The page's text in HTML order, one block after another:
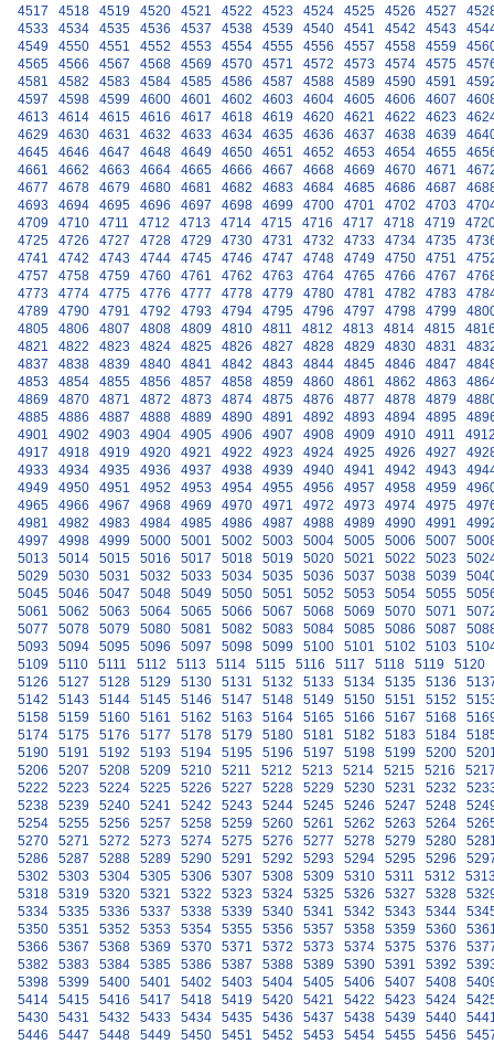
4517
4518 4519 4520 4521 4522 4523 4524 4525 4526 4527
4533
4534 4535 4536 4537 4538 4539 4540 4541 4542 4543
4549
4550 4551 4552 4553 4554 4555 4556 4557 4558 4559
4565
4566 4567 4568 4569 4570 4571 4572 4573 4574 4575
4581
4582 4583 4584 4585 4586 4587 4588 4589 4590 4591
4597
4598 4599 4600 4601 4602 4603 4604 4605 4606 4607
4613
4614 4615 4616 4617 4618 4619 4620 4621 4622 4623
4629
4630 4631 4632 4633 4634 4635 4636 4637 4638 4639
4645
4646 4647 4648 4649 4650 4651 4652 4653 4654 4655
4661
4662 4663 4664 4665 4666 4667 4668 4669 4670 4671
4677
4678 4679 4680 4681 4682 4683 4684 4685 4686 4687
4693
4694 4695 4696 4697 4698 4699 4700 4701 4702 4703
4709
4710 4711 4712 4713 4714 4715 4716 4717 4718 4719
4725
4726 4727 4728 4729 4730 4731 4732 4733 4734 4735
4741
4742 4743 4744 4745 4746 4747 4748 4749 4750 4751
4757
4758 4759 4760 4761 4762 4763 4764 4765 4766 4767
4773
4774 4775 4776 4777 4778 4779 4780 4781 4782 4783
4789
4790 4791 4792 4793 4794 4795 4796 4797 4798 4799
4805
4806 4807 4808 4809 4810 4811 4812 4813 4814 4815
4821
4822 4823 4824 4825 4826 4827 4828 4829 4830 4831
4837
4838 4839 4840 4841 4842 4843 4844 4845 4846 4847
4853
4854 4855 4856 4857 4858 4859 4860 4861 4862 4863
4869
4870 4871 4872 4873 4874 4875 4876 4877 4878 4879
4885
4886 4887 4888 4889 4890 4891 4892 4893 4894 4895
4901
4902 4903 4904 4905 4906 4907 4908 4909 4910 4911
4917
4918 4919 4920 4921 4922 4923 4924 4925 4926 4927
4933
4934 4935 4936 4937 4938 4939 4940 4941 4942 4943
4949
4950 4951 4952 4953 4954 4955 4956 4957 4958 4959
4965
4966 4967 4968 4969 4970 4971 4972 4973 4974 4975
4981
4982 4983 4984 4985 4986 4987 4988 4989 4990 4991
4997
4998 4999 5000 5001 5002 5003 5004 5005 5006 5007
5013
5014 5015 5016 5017 5018 5019 5020 5021 5022 5023
5029
5030 5031 5032 5033 5034 5035 5036 5037 5038 5039
5045
5046 5047 5048 5049 5050 5051 5052 5053 5054 5055
5061
5062 5063 5064 5065 5066 5067 5068 5069 5070 5071
5077
5078 5079 5080 5081 5082 5083 5084 5085 5086 5087
5093
5094 5095 5096 5097 5098 5099 5100 5101 5102 5103
5109
5110 5111 5112 5113 5114 5115 5116 5117 5118 5119
5120
5126
5127 5128 5129 5130 5131 5132 5133 5134 5135 5136
5142
5143 5144 5145 5146 5147 5148 5149 5150 5151 5152
5158
5159 5160 5161 5162 5163 5164 5165 5166 5167 5168
5174
5175 5176 5177 5178 5179 5180 5181 5182 5183 5184
5190
5191 5192 5193 5194 5195 5196 5197 5198 5199 5200
5206
5207 5208 5209 5210 5211 5212 5213 5214 5215 5216
5222
5223 5224 5225 5226 5227 5228 5229 5230 5231 5232
5238
5239 5240 5241 5242 5243 5244 5245 5246 5247 5248
5254
5255 5256 5257 5258 5259 5260 5261 5262 5263 5264
5270
5271 5272 5273 5274 5275 5276 5277 5278 5279 5280
5286
5287 5288 5289 5290 5291 5292 5293 5294 5295 5296
5302
5303 5304 5305 5306 5307 5308 5309 5310 5311 5312
5318
5319 5320 5321 5322 5323 5324 5325 5326 5327 5328
5334
5335 5336 5337 5338 5339 5340 5341 5342 5343 5344
5350
5351 5352 5353 5354 5355 5356 5357 5358 5359 5360
5366
5367 5368 5369 5370 5371 5372 5373 5374 5375 5376
5382
5383 5384 5385 5386 5387 5388 5389 5390 5391 5392
5398
5399 5400 5401 5402 5403 5404 5405 5406 5407 5408
5414
5415 5416 5417 5418 5419 5420 5421 5422 5423 5424
5430
5431 5432 5433 5434 5435 5436 5437 5438 5439 5440
5446
5447 5448 5449 5450 5451 5452 5453 5454 5455 5456